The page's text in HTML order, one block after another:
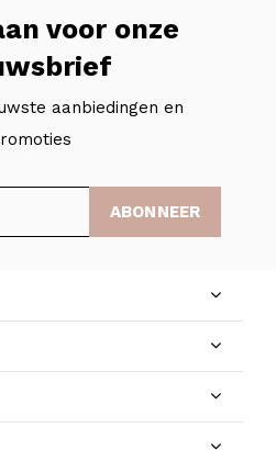
voor onze
aanbiedingen en
ABONNEER